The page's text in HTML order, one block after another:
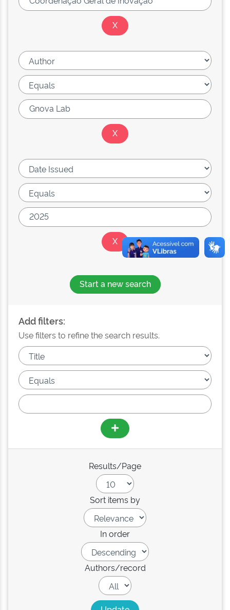
Start a new search
Add filters:
Use filters to refine the search results.
Results/Page
Sort items by
In order
Authors/record